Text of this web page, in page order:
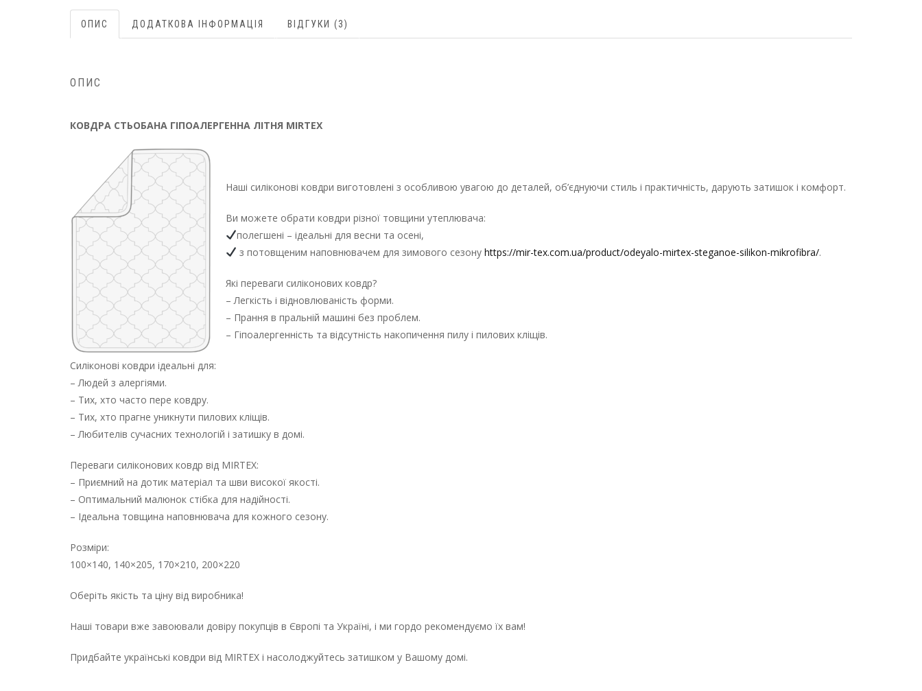
ОПИС ДОДАТКОВА ІНФОРМАЦІЯ ВІДГУКИ (3)
ОПИС
КОВДРА СТЬОБАНА ГІПОАЛЕРГЕННА ЛІТНЯ MIRTEX
Наші силіконові ковдри виготовлені з особливою увагою до деталей, об’єднуючи стиль і практичність, дарують затишок і комфорт.
Ви можете обрати ковдри різної товщини утеплювача:
полегшені – ідеальні для весни та осені,
з потовщеним наповнювачем для зимового сезону https://mir-tex.com.ua/product/odeyalo-mirtex-steganoe-silikon-mikrofibra/.
Які переваги силіконових ковдр?
– Легкість і відновлюваність форми.
– Прання в пральній машині без проблем.
– Гіпоалергенність та відсутність накопичення пилу і пилових кліщів.
Силіконові ковдри ідеальні для:
– Людей з алергіями.
– Тих, хто часто пере ковдру.
– Тих, хто прагне уникнути пилових кліщів.
– Любителів сучасних технологій і затишку в домі.
Переваги силіконових ковдр від MIRTEX:
– Приємний на дотик матеріал та шви високої якості.
– Оптимальний малюнок стібка для надійності.
– Ідеальна товщина наповнювача для кожного сезону.
Розміри:
100×140, 140×205, 170×210, 200×220
Оберіть якість та ціну від виробника!
Наші товари вже завоювали довіру покупців в Європі та Україні, і ми гордо рекомендуємо їх вам!
Придбайте українські ковдри від MIRTEX і насолоджуйтесь затишком у Вашому домі.